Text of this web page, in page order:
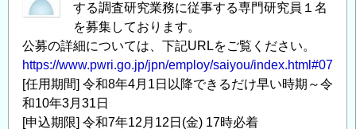
する調査研究業務に従事する専門研究員１名
を募集しております。
公募の詳細については、下記URLをご覧ください。
https://www.pwri.go.jp/jpn/employ/saiyou/index.html#07
[任用期間] 令和8年4月1日以降できるだけ早い時期～令
和10年3月31日
[申込期限] 令和7年12月12日(金) 17時必着